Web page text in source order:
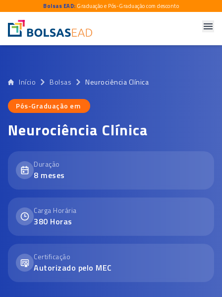
Bolsas EAD: Graduação e Pós-Graduação com desconto
Início Bolsas Neurociência Clínica
Pós-Graduação em
Pós-Graduação em
Neurociência Clínica
Duração
8 meses
Carga Horária
380 Horas
Certificação
Autorizado pelo MEC